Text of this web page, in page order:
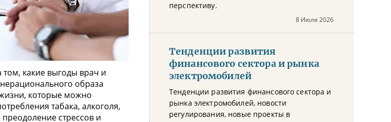
какие выгоды врач и
образа
которые можно
табака, алкоголя,
стрессов и
перспективу.
8 Июля 2026
Тенденции развития
финансового сектора и рынка
электромобилей
Тенденции развития финансового сектора и
рынка электромобилей, новости
регулирования, новые проекты в